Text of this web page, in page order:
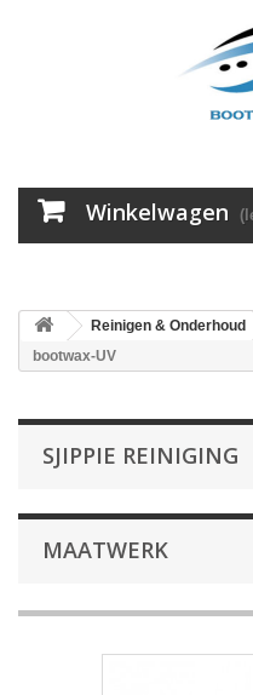
Winkelwagen
Reinigen & Onderhoud
bootwax-UV
SJIPPIE REINIGING
MAATWERK